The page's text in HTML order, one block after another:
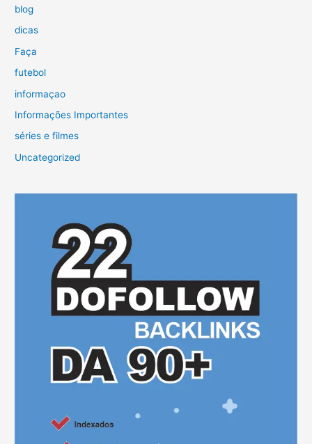
blog
dicas
Faça
futebol
informaçao
Informações Importantes
séries e filmes
Uncategorized